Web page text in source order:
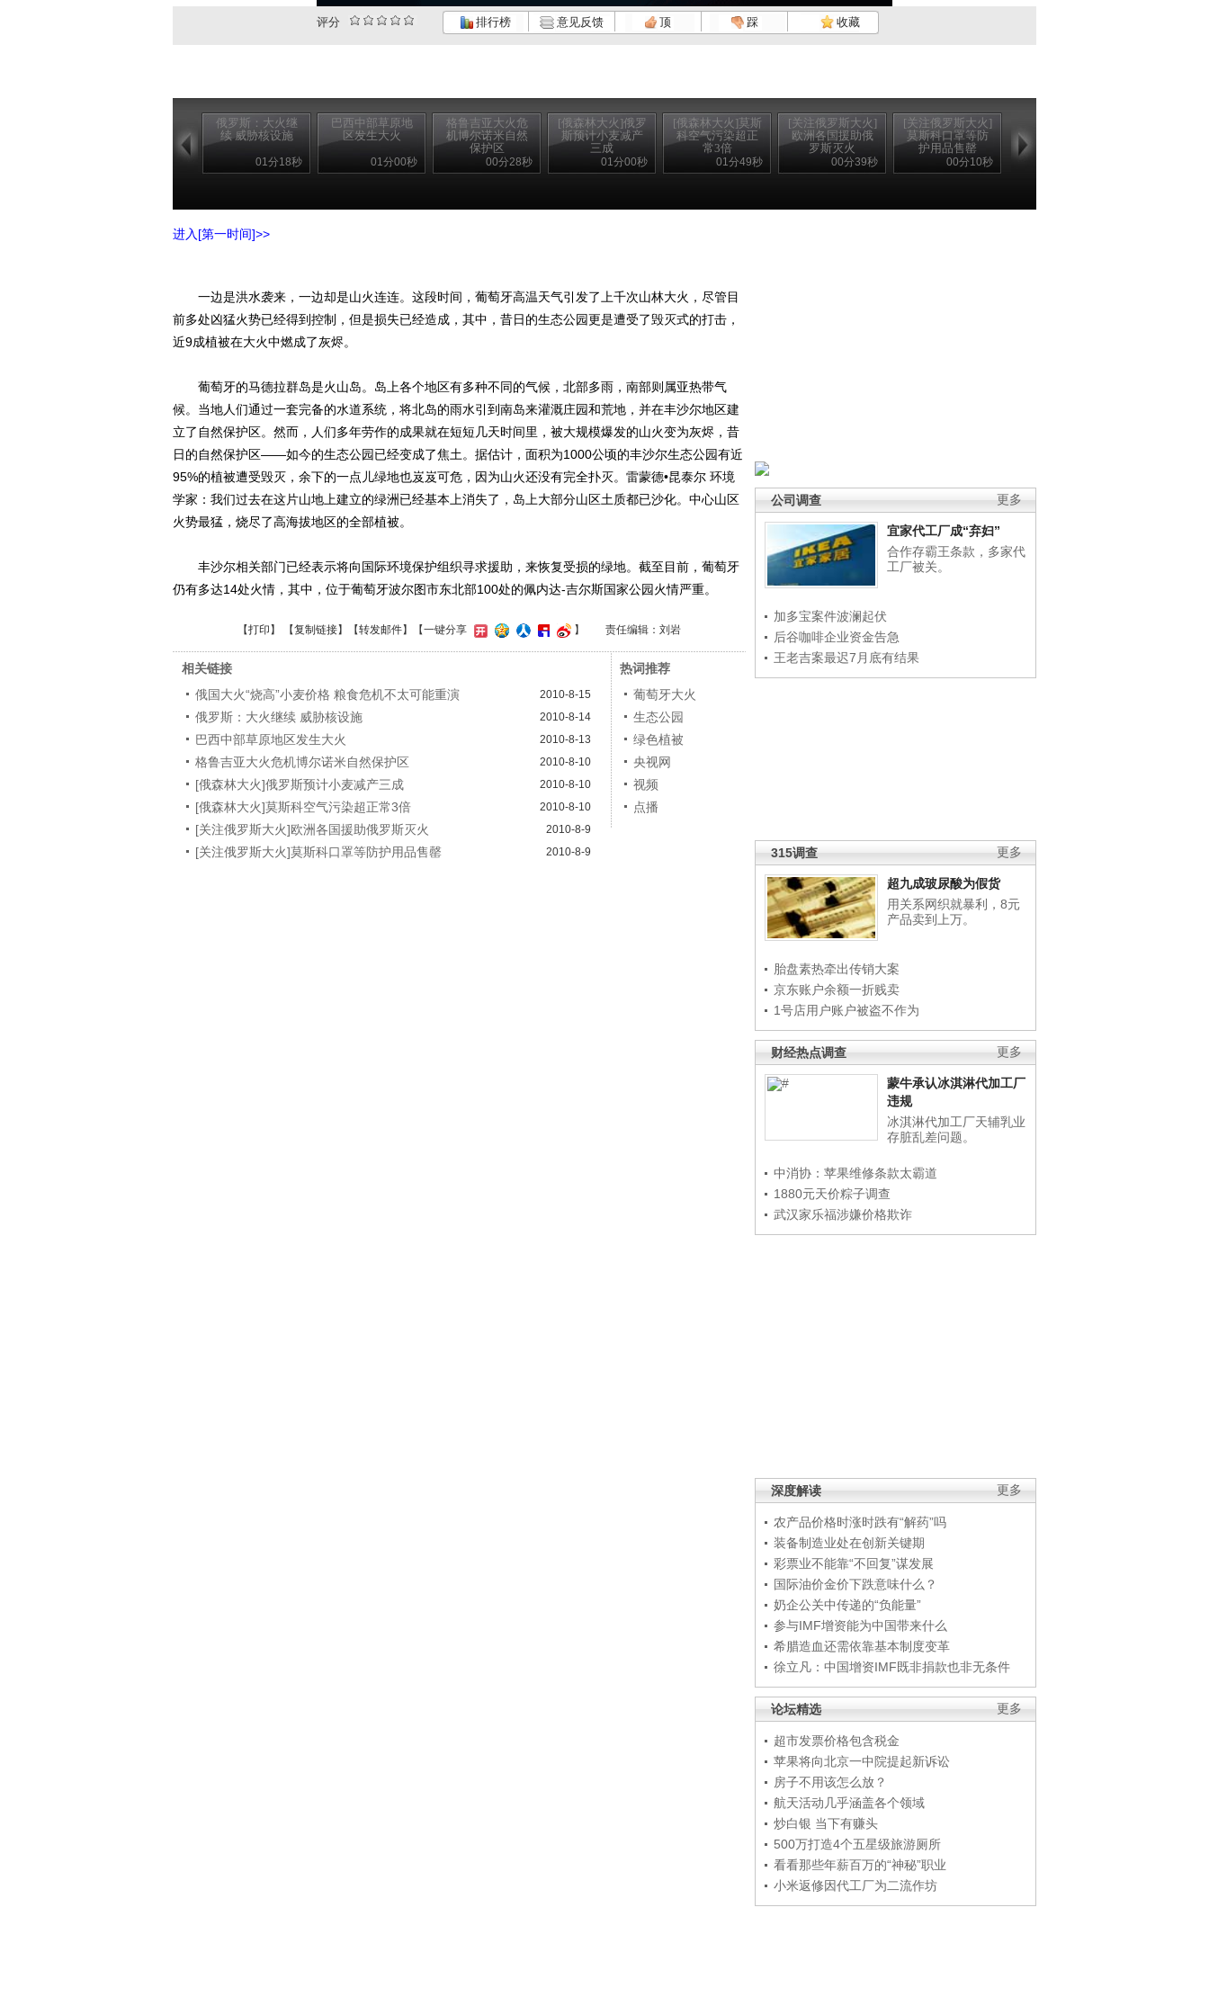
评分 排行榜 意见反馈 顶 踩 收藏
俄罗斯：大火继
续 威胁核设施
01分18秒
巴西中部草原地
区发生大火
01分00秒
格鲁吉亚大火危
机博尔诺米自然
保护区
00分28秒
[俄森林大火]俄罗
斯预计小麦减产
三成
01分00秒
[俄森林大火]莫斯
科空气污染超正
常3倍
01分49秒
[关注俄罗斯大火]
欧洲各国援助俄
罗斯灭火
00分39秒
[关注俄罗斯大火]
莫斯科口罩等防
护用品售罄
00分10秒
更多
公司调查
宜家代工厂成“弃妇”
合作存霸王条款，多家代
工厂被关。
加多宝案件波澜起伏
后谷咖啡企业资金告急
王老吉案最迟7月底有结果
更多
315调查
超九成玻尿酸为假货
用关系网织就暴利，8元
产品卖到上万。
胎盘素热牵出传销大案
京东账户余额一折贱卖
1号店用户账户被盗不作为
更多
财经热点调查
蒙牛承认冰淇淋代加工厂
违规
冰淇淋代加工厂天辅乳业
存脏乱差问题。
中消协：苹果维修条款太霸道
1880元天价粽子调查
武汉家乐福涉嫌价格欺诈
更多
深度解读
农产品价格时涨时跌有“解药”吗
装备制造业处在创新关键期
彩票业不能靠“不回复”谋发展
国际油价金价下跌意味什么？
奶企公关中传递的“负能量”
参与IMF增资能为中国带来什么
希腊造血还需依靠基本制度变革
徐立凡：中国增资IMF既非捐款也非无条件
更多
论坛精选
超市发票价格包含税金
苹果将向北京一中院提起新诉讼
房子不用该怎么放？
航天活动几乎涵盖各个领域
炒白银 当下有赚头
500万打造4个五星级旅游厕所
看看那些年薪百万的“神秘”职业
小米返修因代工厂为二流作坊
进入[第一时间]>>
一边是洪水袭来，一边却是山火连连。这段时间，葡萄牙高温天气引发了上千次山林大火，尽管目
前多处凶猛火势已经得到控制，但是损失已经造成，其中，昔日的生态公园更是遭受了毁灭式的打击，
近9成植被在大火中燃成了灰烬。
葡萄牙的马德拉群岛是火山岛。岛上各个地区有多种不同的气候，北部多雨，南部则属亚热带气
候。当地人们通过一套完备的水道系统，将北岛的雨水引到南岛来灌溉庄园和荒地，并在丰沙尔地区建
立了自然保护区。然而，人们多年劳作的成果就在短短几天时间里，被大规模爆发的山火变为灰烬，昔
日的自然保护区——如今的生态公园已经变成了焦土。据估计，面积为1000公顷的丰沙尔生态公园有近
95%的植被遭受毁灭，余下的一点儿绿地也岌岌可危，因为山火还没有完全扑灭。雷蒙德•昆泰尔 环境
学家：我们过去在这片山地上建立的绿洲已经基本上消失了，岛上大部分山区土质都已沙化。中心山区
火势最猛，烧尽了高海拔地区的全部植被。
丰沙尔相关部门已经表示将向国际环境保护组织寻求援助，来恢复受损的绿地。截至目前，葡萄牙
仍有多达14处火情，其中，位于葡萄牙波尔图市东北部100处的佩内达-吉尔斯国家公园火情严重。
【打印 】 【复制链接】【转发邮件】 【一键分享 】 责任编辑：刘岩
相关链接
俄国大火“烧高”小麦价格 粮食危机不太可能重演
2010-8-15
俄罗斯：大火继续 威胁核设施 2010-8-14
巴西中部草原地区发生大火 2010-8-13
格鲁吉亚大火危机博尔诺米自然保护区 2010-8-10
[俄森林大火]俄罗斯预计小麦减产三成 2010-8-10
[俄森林大火]莫斯科空气污染超正常3倍 2010-8-10
[关注俄罗斯大火]欧洲各国援助俄罗斯灭火 2010-8-9
[关注俄罗斯大火]莫斯科口罩等防护用品售罄 2010-8-9
热词推荐
葡萄牙大火
生态公园
绿色植被
央视网
视频
点播